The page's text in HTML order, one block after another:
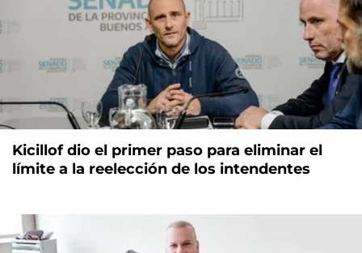
Kicillof dio el primer paso para eliminar el
límite a la reelección de los intendentes